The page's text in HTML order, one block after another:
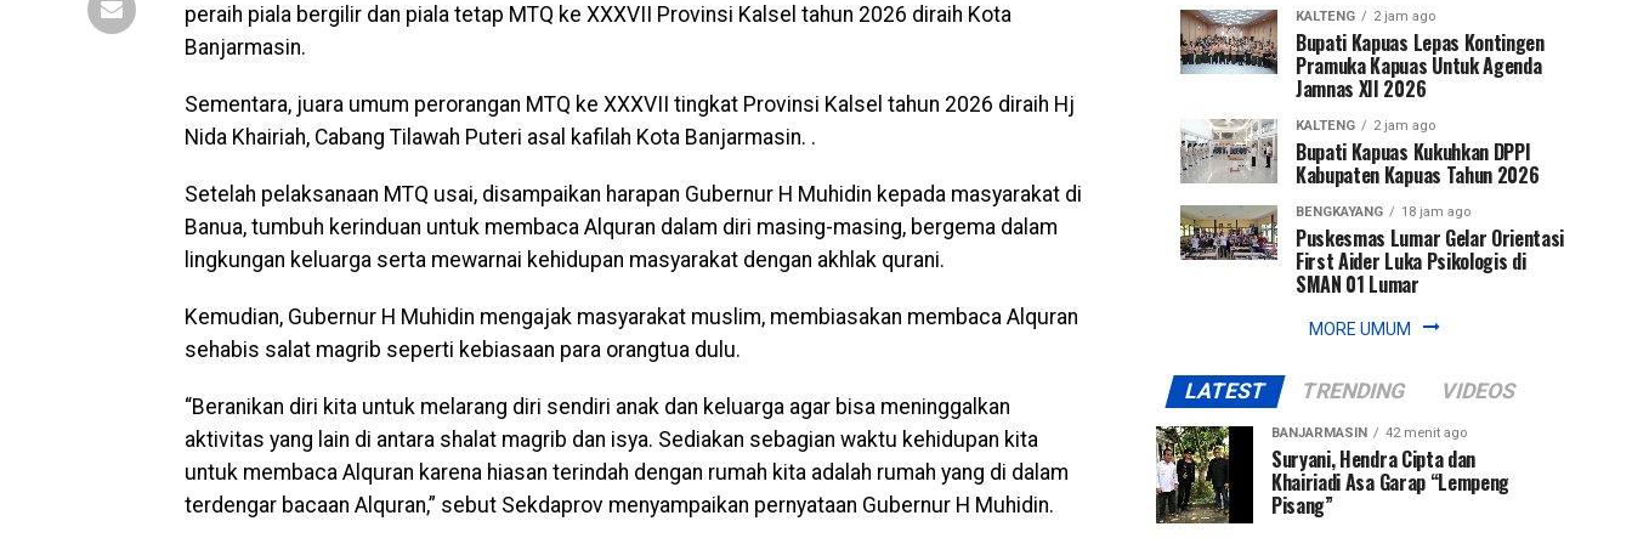
peraih piala bergilir dan piala tetap MTQ ke XXXVII Provinsi Kalsel tahun 2026 diraih Kota
Banjarmasin.
Sementara, juara umum perorangan MTQ ke XXXVII tingkat Provinsi Kalsel tahun 2026 diraih Hj
Nida Khairiah, Cabang Tilawah Puteri asal kafilah Kota Banjarmasin. .
Setelah pelaksanaan MTQ usai, disampaikan harapan Gubernur H Muhidin kepada masyarakat di
Banua, tumbuh kerinduan untuk membaca Alquran dalam diri masing-masing, bergema dalam
lingkungan keluarga serta mewarnai kehidupan masyarakat dengan akhlak qurani.
Kemudian, Gubernur H Muhidin mengajak masyarakat muslim, membiasakan membaca Alquran
sehabis salat magrib seperti kebiasaan para orangtua dulu.
“Beranikan diri kita untuk melarang diri sendiri anak dan keluarga agar bisa meninggalkan
aktivitas yang lain di antara shalat magrib dan isya. Sediakan sebagian waktu kehidupan kita
untuk membaca Alquran karena hiasan terindah dengan rumah kita adalah rumah yang di dalam
terdengar bacaan Alquran,” sebut Sekdaprov menyampaikan pernyataan Gubernur H Muhidin.
KALTENG 2 jam ago
Bupati Kapuas Lepas Kontingen
Pramuka Kapuas Untuk Agenda
Jamnas XII 2026
KALTENG 2 jam ago
Bupati Kapuas Kukuhkan DPPI
Kabupaten Kapuas Tahun 2026
BENGKAYANG 18 jam ago
Puskesmas Lumar Gelar Orientasi
First Aider Luka Psikologis di
SMAN 01 Lumar
MORE UMUM
LATEST TRENDING VIDEOS
BANJARMASIN 42 menit ago
Suryani, Hendra Cipta dan
Khairiadi Asa Garap “Lempeng
Pisang”